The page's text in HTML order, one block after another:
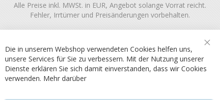
Alle Preise inkl. MWSt. in EUR, Angebot solange Vorrat reicht.
Fehler, Irrtümer und Preisänderungen vorbehalten.
Die in unserem Webshop verwendeten Cookies helfen uns,
unsere Services für Sie zu verbessern. Mit der Nutzung unserer
Dienste erklären Sie sich damit einverstanden, dass wir Cookies
verwenden. Mehr darüber